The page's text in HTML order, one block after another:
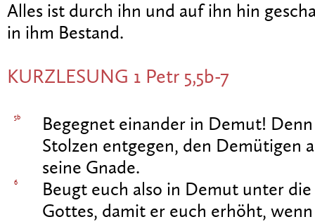
Alles ist durch ihn und auf ihn hin
in ihm Bestand.
KURZLESUNG 1 Petr 5,5b-7
5b
Begegnet einander in Demut!
Stolzen entgegen, den Demütigen
seine Gnade.
6
Beugt euch also in Demut unter
Gottes, damit er euch erhöht,